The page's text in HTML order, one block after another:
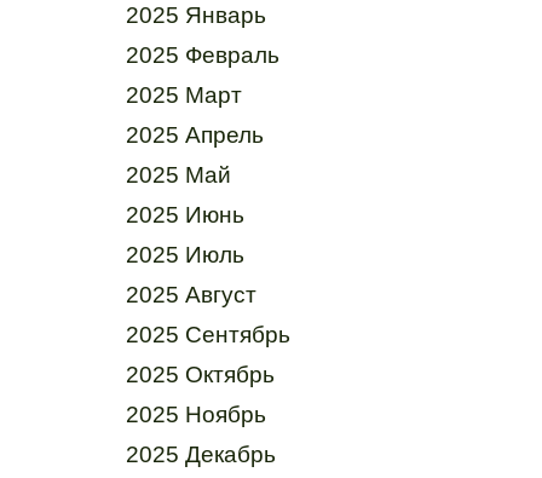
2025 Январь
2025 Февраль
2025 Март
2025 Апрель
2025 Май
2025 Июнь
2025 Июль
2025 Август
2025 Сентябрь
2025 Октябрь
2025 Ноябрь
2025 Декабрь